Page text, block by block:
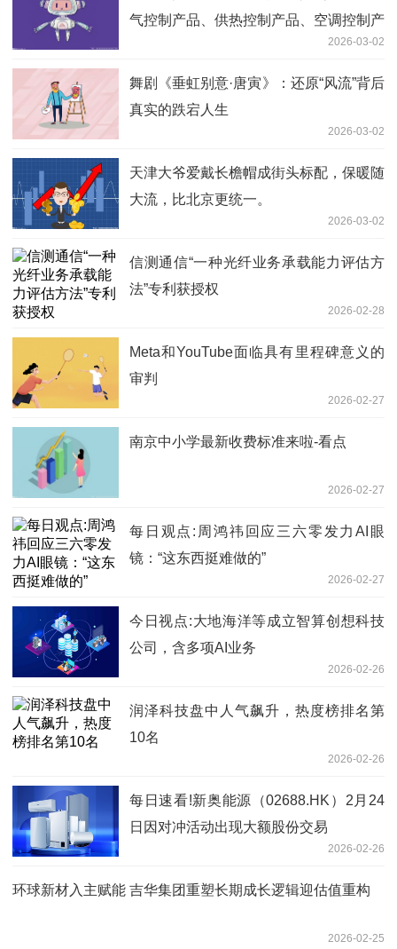
气控制产品、供热控制产品、空调控制产
2026-03-02
舞剧《垂虹别意·唐寅》：还原“风流”背后
真实的跌宕人生
2026-03-02
天津大爷爱戴长檐帽成街头标配，保暖随
大流，比北京更统一。
2026-03-02
信测通信“一种光纤业务承载能力评估方
法”专利获授权
2026-02-28
Meta和YouTube面临具有里程碑意义的
审判
2026-02-27
南京中小学最新收费标准来啦-看点
2026-02-27
每日观点:周鸿祎回应三六零发力AI眼
镜：“这东西挺难做的”
2026-02-27
今日视点:大地海洋等成立智算创想科技
公司，含多项AI业务
2026-02-26
润泽科技盘中人气飙升，热度榜排名第
10名
2026-02-26
每日速看!新奥能源（02688.HK）2月24
日因对冲活动出现大额股份交易
2026-02-26
环球新材入主赋能 吉华集团重塑长期成长逻辑迎估值重构
2026-02-25